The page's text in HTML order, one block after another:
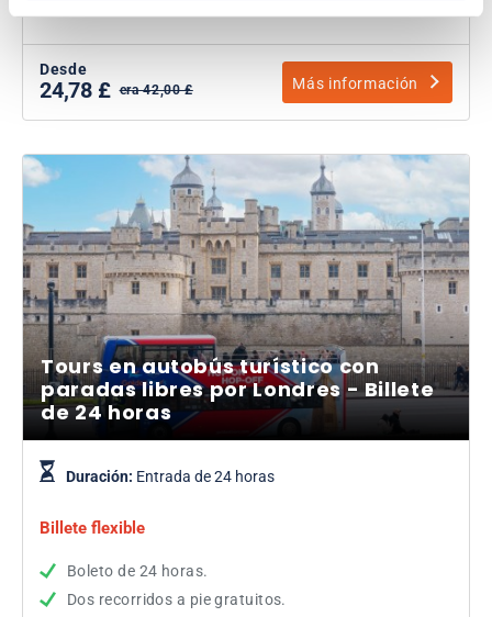
Desde
24,78 £ era 42,00 £ Más información
Tours en autobús turístico con
paradas libres por Londres - Billete
de 24 horas
Duración: Entrada de 24 horas
Billete flexible
Boleto de 24 horas.
Dos recorridos a pie gratuitos.